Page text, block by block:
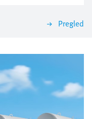
Pregled